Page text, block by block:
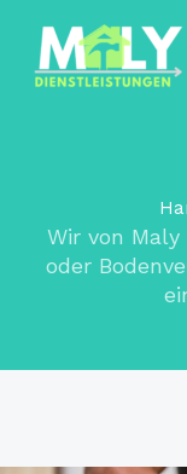
Inhalt
springen
Wir von
oder